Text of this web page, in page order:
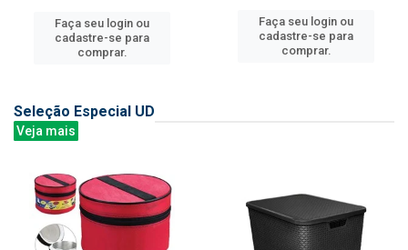
Faça seu login ou
cadastre-se para
comprar.
Faça seu login ou
cadastre-se para
comprar.
Seleção Especial UD
Veja mais